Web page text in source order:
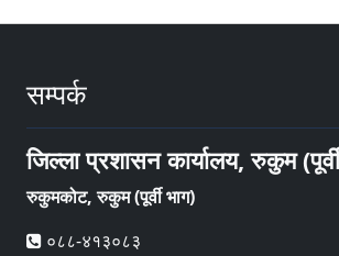
सम्पर्क
जिल्ला प्रशासन कार्यालय, रुकुम
रुकुमकोट, रुकुम (पूर्वी भाग)
०८८-४१३०८३